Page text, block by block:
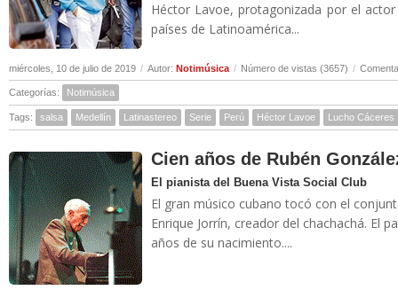
Héctor Lavoe, protagonizada por el
países de Latinoamérica...
miércoles, 10 de julio de 2019 / Autor: Notimúsica / Número de vistas (3657) /
Categorías: Notimúsica
Tags: salsa Medellín Latinastereo Serie Perú Héctor Lavoe Lucho Cáceres
Cien años de Rubén
El pianista del Buena Vista Social Club
El gran músico cubano tocó con el
Enrique Jorrín, creador del chachachá. El
años de su nacimiento....